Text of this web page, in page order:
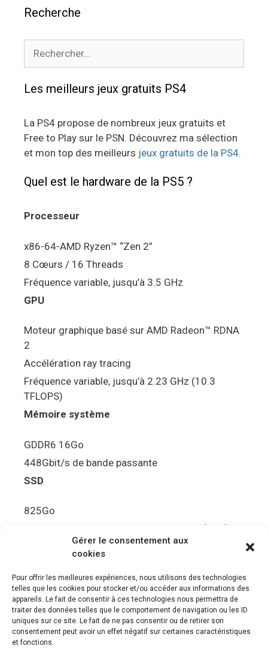
Gérer le consentement aux
cookies
Pour offrir les meilleures expériences, nous utilisons des technologies
telles que les cookies pour stocker et/ou accéder aux informations des
appareils. Le fait de consentir à ces technologies nous permettra de
traiter des données telles que le comportement de navigation ou les ID
uniques sur ce site. Le fait de ne pas consentir ou de retirer son
consentement peut avoir un effet négatif sur certaines caractéristiques
et fonctions.
Recherche
Les meilleurs jeux gratuits PS4
La PS4 propose de nombreux jeux gratuits et
Free to Play sur le PSN. Découvrez ma sélection
et mon top des meilleurs jeux gratuits de la PS4.
Quel est le hardware de la PS5 ?
Processeur
x86-64-AMD Ryzen™ “Zen 2”
8 Cœurs / 16 Threads
Fréquence variable, jusqu’à 3.5 GHz
GPU
Moteur graphique basé sur AMD Radeon™ RDNA
2
Accélération ray tracing
Fréquence variable, jusqu’à 2.23 GHz (10.3
TFLOPS)
Mémoire système
GDDR6 16Go
448Gbit/s de bande passante
SSD
825Go
5.5Gbit/s de bande passante en lecture (Brut)
Disque de jeu PS5
Ultra HD Blu-ray™, jusqu’à 100Go/disque
Sortie vidéo
Compatibilité avec les téléviseurs 4K 120Hz et
8K, VRR (spécification HDMI v. 2.1)